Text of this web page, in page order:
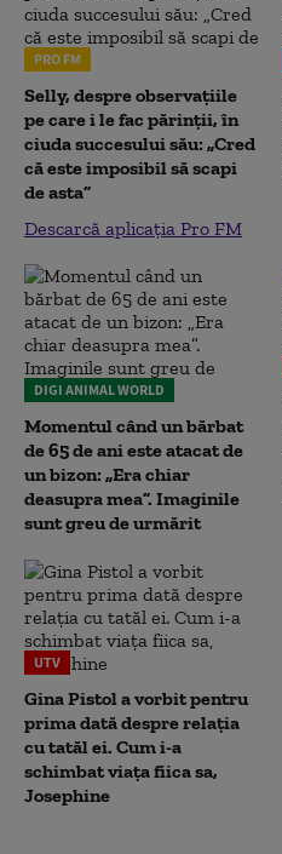
PRO FM
Selly, despre observațiile
pe care i le fac părinții, în
ciuda succesului său: „Cred
că este imposibil să scapi
de asta”
Descarcă aplicația Pro FM
DIGI ANIMAL WORLD
Momentul când un bărbat
de 65 de ani este atacat de
un bizon: „Era chiar
deasupra mea”. Imaginile
sunt greu de urmărit
UTV
Gina Pistol a vorbit pentru
prima dată despre relația
cu tatăl ei. Cum i-a
schimbat viața fiica sa,
Josephine